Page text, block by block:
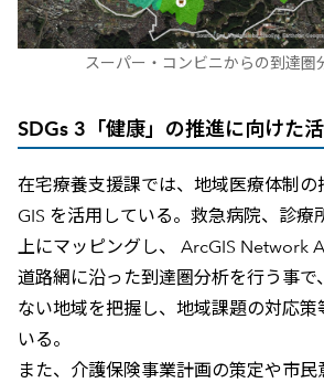
スーパー・コンビニからの到達圏
SDGs 3「健康」の推進に向けた
在宅療養支援課では、地域医療体制の
GIS を活用している。救急病院、診療
上にマッピングし、 ArcGIS Network
道路網に沿った到達圏分析を行う事で
ない地域を把握し、地域課題の対応策
いる。
また、介護保険事業計画の策定や市